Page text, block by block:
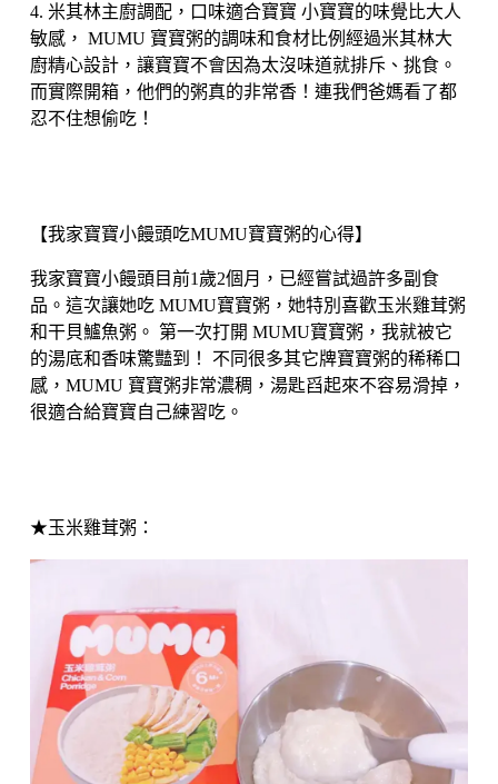
4. 米其林主廚調配，口味適合寶寶 小寶寶的味覺比大人
敏感， MUMU 寶寶粥的調味和食材比例經過米其林大
廚精心設計，讓寶寶不會因為太沒味道就排斥、挑食。
而實際開箱，他們的粥真的非常香！連我們爸媽看了都
忍不住想偷吃！
【我家寶寶小饅頭吃MUMU寶寶粥的心得】
我家寶寶小饅頭目前1歲2個月，已經嘗試過許多副食
品。這次讓她吃 MUMU寶寶粥，她特別喜歡玉米雞茸粥
和干貝鱸魚粥。 第一次打開 MUMU寶寶粥，我就被它
的湯底和香味驚豔到！ 不同很多其它牌寶寶粥的稀稀口
感，MUMU 寶寶粥非常濃稠，湯匙舀起來不容易滑掉，
很適合給寶寶自己練習吃。
★玉米雞茸粥：